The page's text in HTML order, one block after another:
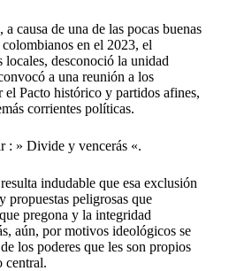
causa de una de las pocas buenas
en el 2023, el
locales, desconoció la unidad
a una reunión a los
el Pacto histórico y partidos afines,
corrientes políticas.
: » Divide y vencerás «.
indudable que esa exclusión
propuestas peligrosas que
pregona y la integridad
aún, por motivos ideológicos se
los poderes que les son propios
central.